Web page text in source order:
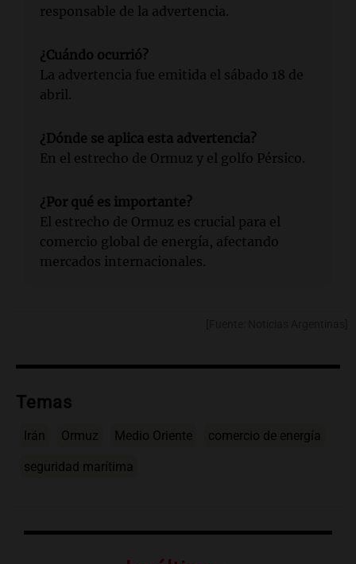
responsable de la advertencia.
¿Cuándo ocurrió?
La advertencia fue emitida el sábado 18 de
abril.
¿Dónde se aplica esta advertencia?
En el estrecho de Ormuz y el golfo Pérsico.
¿Por qué es importante?
El estrecho de Ormuz es crucial para el
comercio global de energía, afectando
mercados internacionales.
Temas
Irán Ormuz Medio Oriente comercio de energía
seguridad marítima